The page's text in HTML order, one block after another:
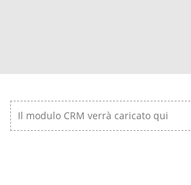
Il modulo CRM verrà caricato qui